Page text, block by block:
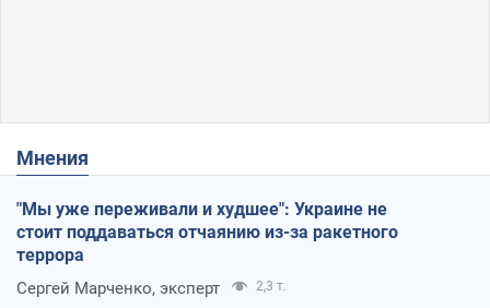
Мнения
"Мы уже переживали и худшее": Украине не
стоит поддаваться отчаянию из-за ракетного
террора
Сергей Марченко, эксперт 2,3 т.